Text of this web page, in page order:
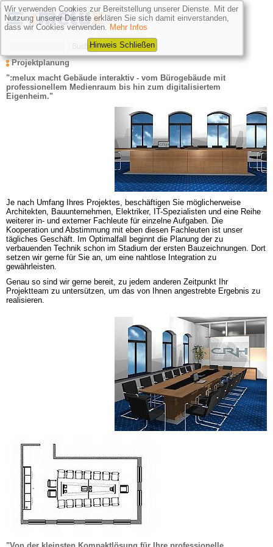
Projektplanung
":melux macht Gebäude interaktiv - vom Bürogebäude mit
professionellem Medienraum bis hin zum digitalisiertem
Eigenheim."
Je nach Umfang Ihres Projektes, beschäftigen Sie möglicherweise
Architekten, Bauunternehmen, Elektriker, IT-Spezialisten und eine Reihe
weiterer in- und externer Fachleute für einzelne Aufgaben. Die
Kooperation und Abstimmung mit eben diesen Fachleuten ist unser
tägliches Geschäft. Im Optimalfall beginnt die Planung der zu
verbauenden Technik schon im Stadium der ersten Bauzeichnungen. Dort
setzen wir gerne für Sie an, um eine nahtlose Integration zu
gewährleisten.
Genau so sind wir gerne bereit, zu jedem anderen Zeitpunkt Ihr
Projektteam zu untersützen, um das von Ihnen angestrebte Ergebnis zu
realisieren.
Wir verwenden Cookies zur Bereitstellung unserer Dienste. Mit der
Nutzung unserer Dienste erklären Sie sich damit einverstanden,
dass wir Cookies verwenden. Mehr Infos
Hinweis Schließen